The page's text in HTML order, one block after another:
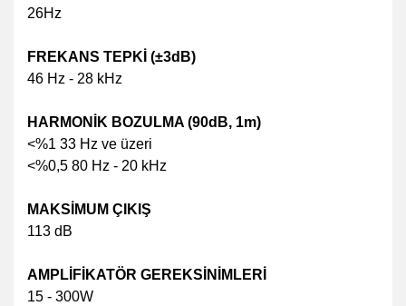
26Hz
FREKANS TEPKİ (±3dB)
46 Hz - 28 kHz
HARMONİK BOZULMA (90dB, 1m)
<%1 33 Hz ve üzeri
<%0,5 80 Hz - 20 kHz
MAKSİMUM ÇIKIŞ
113 dB
AMPLİFİKATÖR GEREKSİNİMLERİ
15 - 300W